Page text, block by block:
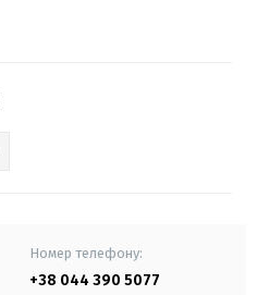
Номер телефону:
+38 044 390 5077